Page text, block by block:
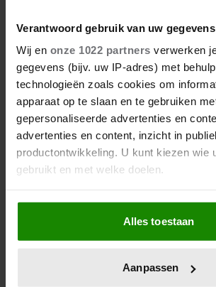
Verantwoord gebruik van uw gegevens
Wij en onze 1022 partners verwerken
gegevens (bijv. uw IP-adres) met
technologieën zoals cookies om
apparaat op te slaan en te gebruiken
gepersonaliseerde advertenties en
advertenties en content, inzicht in
productontwikkeling. U kunt kiezen wie
gebruikt en met welke doelen.
Als u het toestaat, willen we ook graag:
Informatie verzamelen over uw
locatie, die tot een paar meter
scannen op specifieke
Alles toestaan
Aanpassen